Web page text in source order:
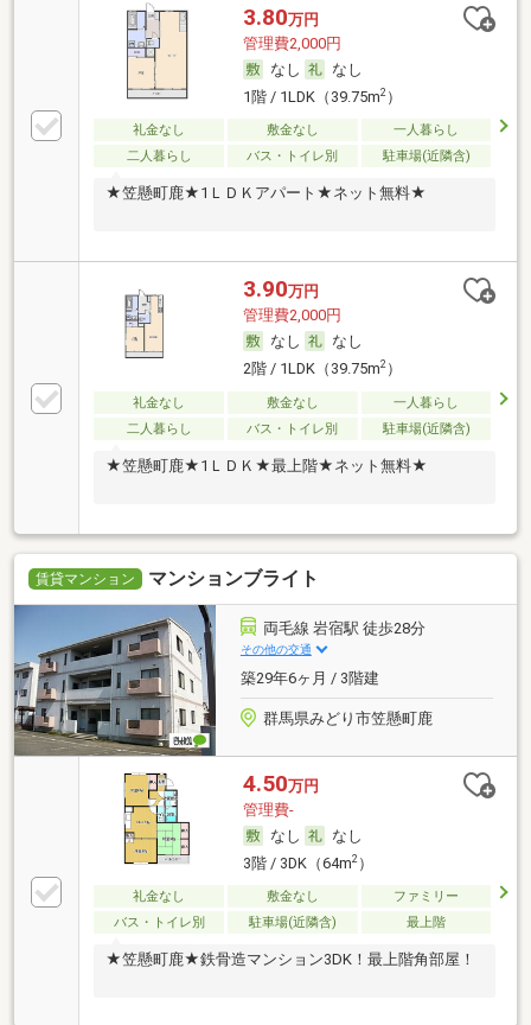
3.80万円
管理費2,000円
なし
なし
1階 / 1LDK（39.75m2）
礼金なし 敷金なし
一人暮らし
二人暮らし
バス・トイレ別 駐車場(近隣含)
★笠懸町鹿★1ＬＤＫアパート★ネット無料★
3.90万円
管理費2,000円
なし
なし
2階 / 1LDK（39.75m2）
礼金なし 敷金なし
一人暮らし
二人暮らし
バス・トイレ別 駐車場(近隣含)
★笠懸町鹿★1ＬＤＫ★最上階★ネット無料★
賃貸マンション マンションブライト
両毛線 岩宿駅 徒歩28分
その他の交通
築29年6ヶ月 / 3階建
群馬県みどり市笠懸町鹿
4.50万円
管理費-
なし
なし
3階 / 3DK（64m2）
礼金なし 敷金なし
ファミリー
バス・トイレ別
駐車場(近隣含) 最上階
★笠懸町鹿★鉄骨造マンション3DK！最上階角部屋！